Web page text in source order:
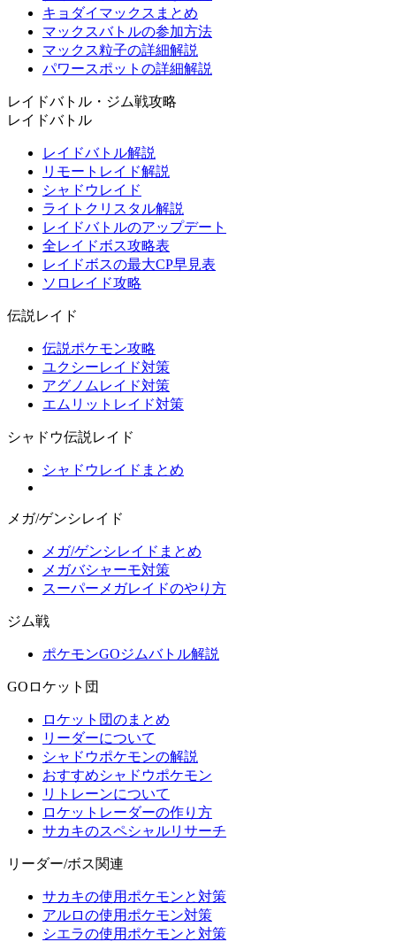
キョダイマックスまとめ
マックスバトルの参加方法
マックス粒子の詳細解説
パワースポットの詳細解説
レイドバトル・ジム戦攻略
レイドバトル
レイドバトル解説
リモートレイド解説
シャドウレイド
ライトクリスタル解説
レイドバトルのアップデート
全レイドボス攻略表
レイドボスの最大CP早見表
ソロレイド攻略
伝説レイド
伝説ポケモン攻略
ユクシーレイド対策
アグノムレイド対策
エムリットレイド対策
シャドウ伝説レイド
シャドウレイドまとめ
メガ/ゲンシレイド
メガ/ゲンシレイドまとめ
メガバシャーモ対策
スーパーメガレイドのやり方
ジム戦
ポケモンGOジムバトル解説
GOロケット団
ロケット団のまとめ
リーダーについて
シャドウポケモンの解説
おすすめシャドウポケモン
リトレーンについて
ロケットレーダーの作り方
サカキのスペシャルリサーチ
リーダー/ボス関連
サカキの使用ポケモンと対策
アルロの使用ポケモン対策
シエラの使用ポケモンと対策